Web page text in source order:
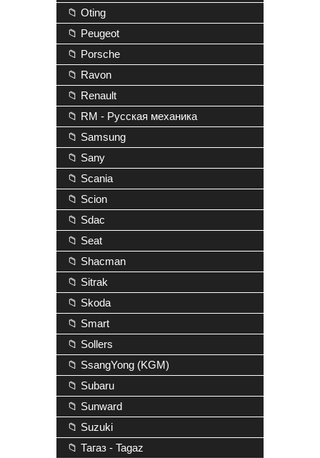
📁 Oting
📁 Peugeot
📁 Porsche
📁 Ravon
📁 Renault
📁 RM - Русская механика
📁 Samsung
📁 Sany
📁 Scania
📁 Scion
📁 Sdac
📁 Seat
📁 Shacman
📁 Sitrak
📁 Skoda
📁 Smart
📁 Sollers
📁 SsangYong (KGM)
📁 Subaru
📁 Sunward
📁 Suzuki
📁 Тагаз - Tagaz